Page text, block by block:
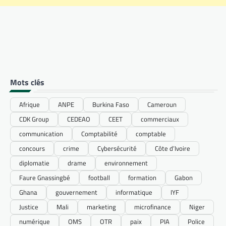
Mots clés
Afrique ANPE Burkina Faso
Cameroun
CDK Group
CEDEAO CEET
commerciaux
communication
Comptabilité
comptable
concours
crime Cybersécurité
Côte d’Ivoire
diplomatie
drame
environnement
Faure Gnassingbé
football formation
Gabon
Ghana
gouvernement informatique
IYF
Justice
Mali marketing microfinance
Niger
numérique
OMS OTR paix PIA Police